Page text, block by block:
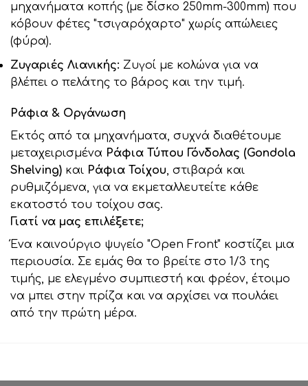
μηχανήματα κοπής (με δίσκο 250mm-300mm) που
κόβουν φέτες "τσιγαρόχαρτο" χωρίς απώλειες
(φύρα).
Ζυγαριές Λιανικής: Ζυγοί με κολώνα για να
βλέπει ο πελάτης το βάρος και την τιμή.
Ράφια & Οργάνωση
Εκτός από τα μηχανήματα, συχνά διαθέτουμε
μεταχειρισμένα Ράφια Τύπου Γόνδολας (Gondola
Shelving) και Ράφια Τοίχου, στιβαρά και
ρυθμιζόμενα, για να εκμεταλλευτείτε κάθε
εκατοστό του τοίχου σας.
Γιατί να μας επιλέξετε;
Ένα καινούργιο ψυγείο "Open Front" κοστίζει μια
περιουσία. Σε εμάς θα το βρείτε στο 1/3 της
τιμής, με ελεγμένο συμπιεστή και φρέον, έτοιμο
να μπει στην πρίζα και να αρχίσει να πουλάει
από την πρώτη μέρα.